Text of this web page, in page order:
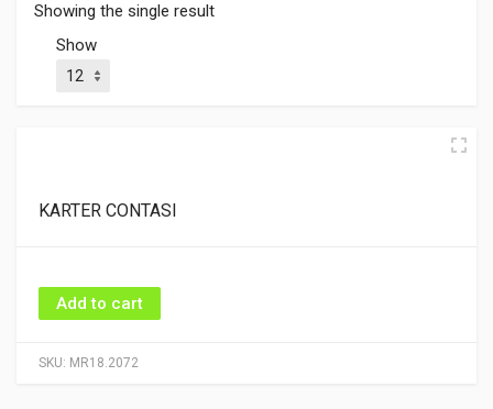
Showing the single result
Show
SKU: MR18.2072
KARTER CONTASI
Add to cart